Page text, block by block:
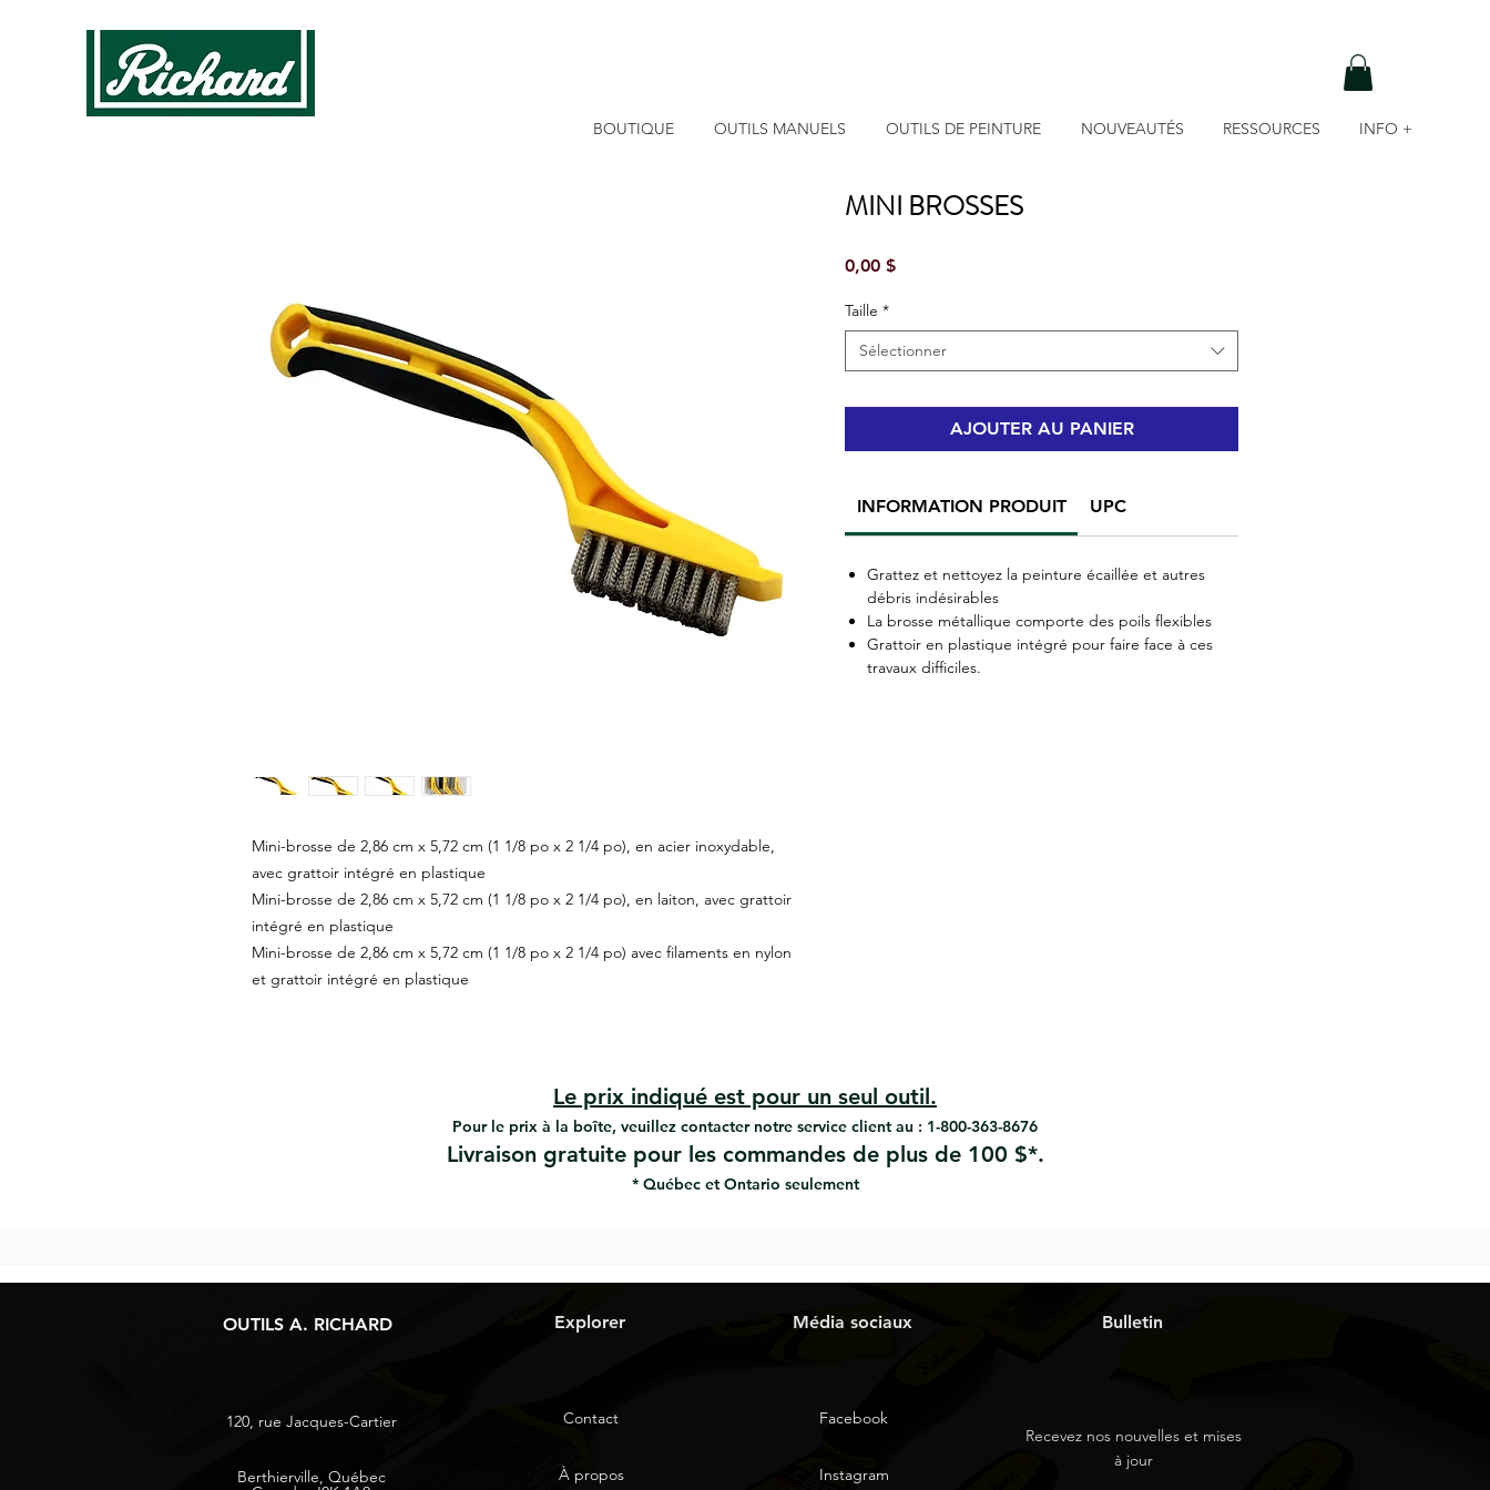
BOUTIQUE OUTILS MANUELS OUTILS DE PEINTURE NOUVEAUTÉS RESSOURCES INFO +
Mini-brosse de 2,86 cm x 5,72 cm (1 1/8 po x 2 1/4 po), en acier inoxydable,
avec grattoir intégré en plastique
Mini-brosse de 2,86 cm x 5,72 cm (1 1/8 po x 2 1/4 po), en laiton, avec grattoir
intégré en plastique
Mini-brosse de 2,86 cm x 5,72 cm (1 1/8 po x 2 1/4 po) avec filaments en nylon
et grattoir intégré en plastique
MINI BROSSES
0,00 $Prix
Taille *
Sélectionner
AJOUTER AU PANIER
INFORMATION PRODUIT UPC
Grattez et nettoyez la peinture écaillée et autres
débris indésirables
La brosse métallique comporte des poils flexibles
Grattoir en plastique intégré pour faire face à ces
travaux difficiles.
Le prix indiqué est pour un seul outil.
Pour le prix à la boîte, veuillez contacter notre service client au : 1-800-363-8676
Livraison gratuite pour les commandes de plus de 100 $*.
* Québec et Ontario seulement
OUTILS A. RICHARD
120, rue Jacques-Cartier
Berthierville, Québec
Explorer
Contact
À propos
Média sociaux
Facebook
Instagram
Bulletin
Recevez nos nouvelles et mises
à jour